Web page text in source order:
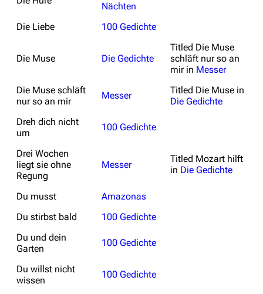
Nächten
Die Liebe
100 Gedichte
Die Muse Die Gedichte
Titled Die Muse
schläft nur so an
mirin Messer
Die Muse schläft
nur so an mir
Messer Titled Die Muse in
Die Gedichte
Dreh dich nicht
um
100 Gedichte
Drei Wochen
liegt sie ohne
Regung
Messer
Titled Mozart hilft
in Die Gedichte
Du musst
Amazonas
Du stirbst bald
100 Gedichte
Du und dein
Garten
100 Gedichte
Du willst nicht
wissen
100 Gedichte